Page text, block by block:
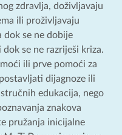
zdravlja, doživljavaju
ili proživljavaju
dok se ne dobije
se ne razriješi kriza.
ili prve pomoći za
dijagnoze ili
edukacija, nego
znakova
pružanja inicijalne